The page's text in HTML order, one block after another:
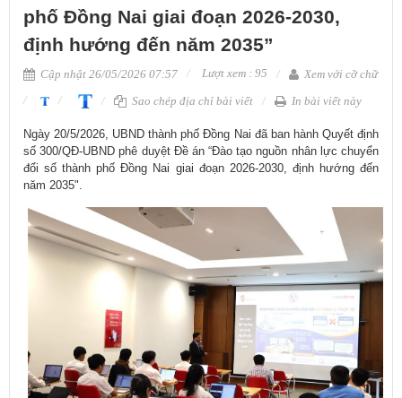
phố Đồng Nai giai đoạn 2026-2030,
định hướng đến năm 2035”
Cập nhật 26/05/2026 07:57 Lượt xem : 95
Xem với cỡ chữ
Sao chép địa chỉ bài viết
In bài viết này
​Ngày 20/5/2026, UBND thành phố Đồng Nai đã ban hành Quyết định
số 300/QĐ-UBND phê duyệt Đề án “Đào tạo nguồn nhân lực chuyển
đổi số thành phố Đồng Nai giai đoạn 2026-2030, định hướng đến
năm 2035".